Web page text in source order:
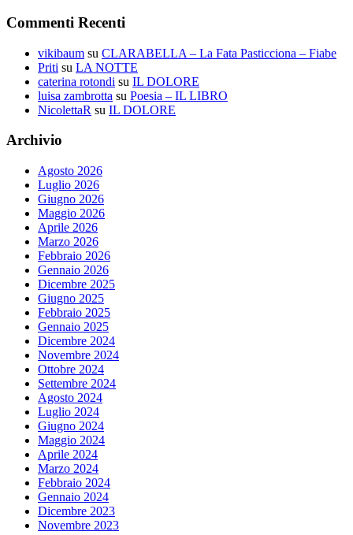
Commenti Recenti
vikibaum su CLARABELLA – La Fata Pasticciona – Fiabe
Priti su LA NOTTE
caterina rotondi su IL DOLORE
luisa zambrotta su Poesia – IL LIBRO
NicolettaR su IL DOLORE
Archivio
Agosto 2026
Luglio 2026
Giugno 2026
Maggio 2026
Aprile 2026
Marzo 2026
Febbraio 2026
Gennaio 2026
Dicembre 2025
Giugno 2025
Febbraio 2025
Gennaio 2025
Dicembre 2024
Novembre 2024
Ottobre 2024
Settembre 2024
Agosto 2024
Luglio 2024
Giugno 2024
Maggio 2024
Aprile 2024
Marzo 2024
Febbraio 2024
Gennaio 2024
Dicembre 2023
Novembre 2023